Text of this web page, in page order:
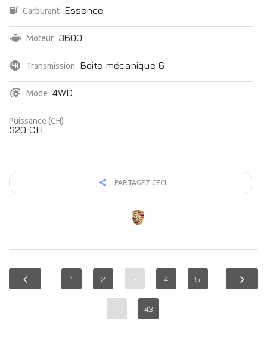
Carburant Essence
Moteur 3600
Transmission Boite mécanique 6
Mode 4WD
Puissance (CH)
320 CH
PARTAGEZ CECI
1 2 3 4 5
43